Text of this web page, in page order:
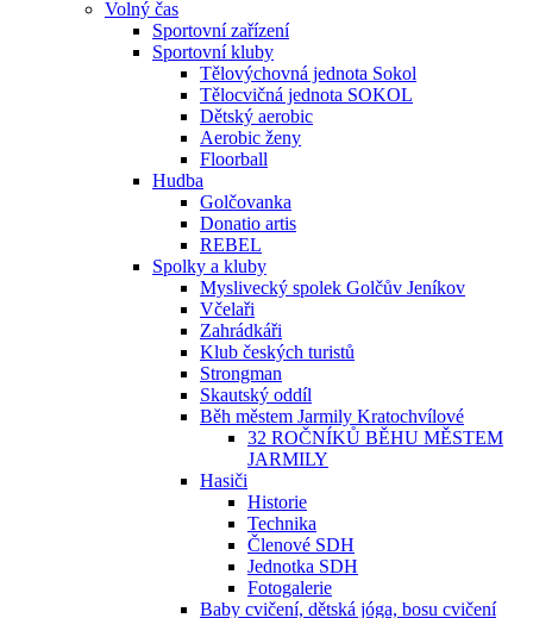
Volný čas
Sportovní zařízení
Sportovní kluby
Tělovýchovná jednota Sokol
Tělocvičná jednota SOKOL
Dětský aerobic
Aerobic ženy
Floorball
Hudba
Golčovanka
Donatio artis
REBEL
Spolky a kluby
Myslivecký spolek Golčův Jeníkov
Včelaři
Zahrádkáři
Klub českých turistů
Strongman
Skautský oddíl
Běh městem Jarmily Kratochvílové
32 ROČNÍKŮ BĚHU MĚSTEM
JARMILY
Hasiči
Historie
Technika
Členové SDH
Jednotka SDH
Fotogalerie
Baby cvičení, dětská jóga, bosu cvičení